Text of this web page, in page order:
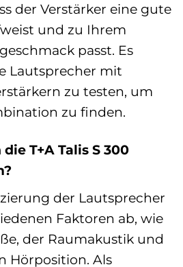
der Verstärker eine gute
und zu Ihrem
passt. Es
Lautsprecher mit
zu testen, um
zu finden.
T+A Talis S 300
der Lautsprecher
Faktoren ab, wie
der Raumakustik und
Hörposition. Als